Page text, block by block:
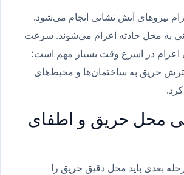
نیروهای آتش نشانی انجام می‌شود.
به محل حادثه اعزام می‌شوند. سرعت
اعزام در اسرع وقت بسیار مهم است؛
حریق به ساختمان‌ها و محیط‌های
محل حریق و اطفای
بعدی باید محل دقیق حریق را